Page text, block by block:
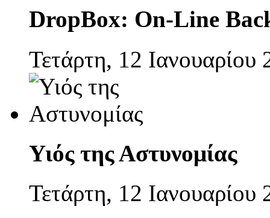
DropBox: On-Line
Τετάρτη, 12 Ιανουαρίου
Υιός της Αστυνομίας
Τετάρτη, 12 Ιανουαρίου